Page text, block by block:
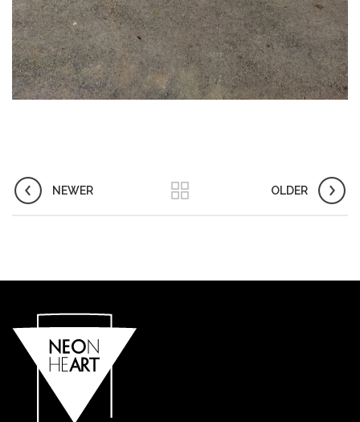
NEWER OLDER